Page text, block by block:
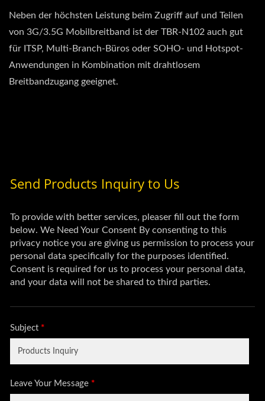
Neben der höchsten Leistung beim Zugriff auf und Teilen
von 3G/3.5G Mobilbreitband ist der TBR-N102 auch gut
für ITSP, Multi-Branch-Büros oder SOHO- und Hotspot-
Anwendungen in Kombination mit drahtlosem
Breitbandzugang geeignet.